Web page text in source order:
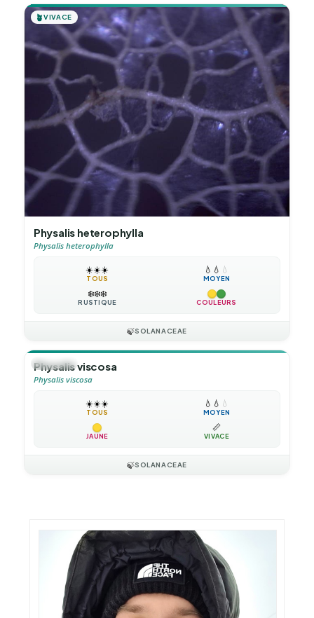
🪴VIVACE
Physalis heterophylla
Physalis heterophylla
☀️☀️☀️
TOUS
💧 💧 💧
MOYEN
❄️❄️❄️
RUSTIQUE COULEURS
🍃SOLANACEAE
🪴VIVACE
Physalis viscosa
Physalis viscosa
☀️☀️☀️
TOUS
💧 💧 💧
MOYEN
JAUNE
📏
VIVACE
🍃SOLANACEAE